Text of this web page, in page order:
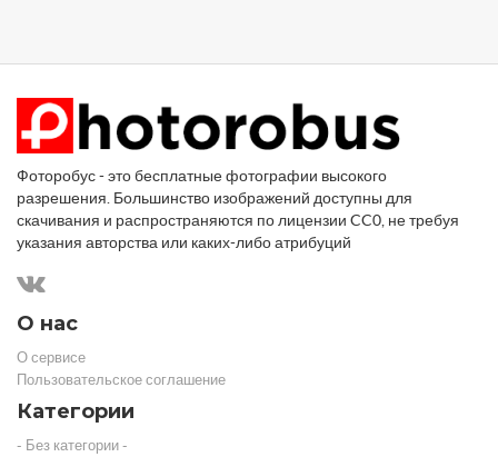
Фоторобус - это бесплатные фотографии высокого
разрешения. Большинство изображений доступны для
скачивания и распространяются по лицензии CC0, не требуя
указания авторства или каких-либо атрибуций
О нас
О сервисе
Пользовательское соглашение
Категории
- Без категории -